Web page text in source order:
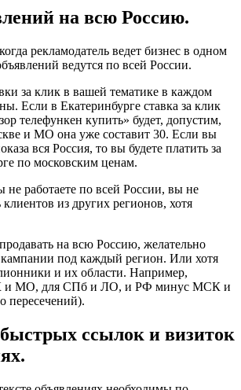
на всю Россию.
рекламодатель ведет бизнес в одном
ведутся по всей России.
за клик в вашей тематике в каждом
Если в Екатеринбурге ставка за клик
телефункен купить» будет, допустим,
и МО она уже составит 30. Если вы
вся Россия, то вы будете платить за
по московским ценам.
не работаете по всей России, вы не
из других регионов, хотя
на всю Россию, желательно
кампании под каждый регион. Или хотя
и их области. Например,
и МО, для СПб и ЛО, и РФ минус МСК и
пересечений).
ссылок и визиток